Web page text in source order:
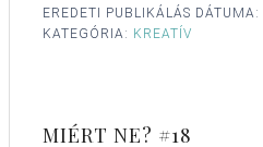
EREDETI PUBLIKÁLÁS DÁTUMA:
KATEGÓRIA: KREATÍV
MIÉRT NE? #18